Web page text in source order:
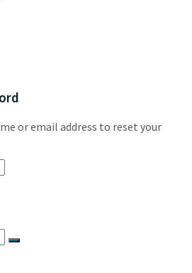
or email address to reset your